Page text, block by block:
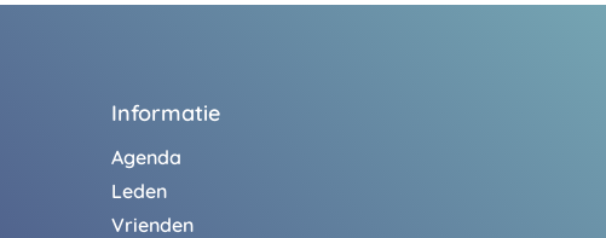
Informatie
Agenda
Leden
Vrienden